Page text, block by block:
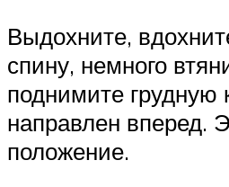
Выдохните,
спину, немного
поднимите грудную
направлен вперед.
положение.